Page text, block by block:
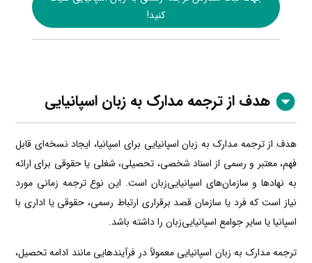
کنید!
هدف از ترجمه مدارک به زبان اسپانیایی
هدف از ترجمه مدارک به زبان اسپانیایی برای اسپانیا، ایجاد نسخه‌ای قابل
فهم، معتبر و رسمی از اسناد شخصی، تحصیلی، شغلی یا حقوقی برای ارائه
به نهادها و سازمان‌های اسپانیایی‌زبان است. این نوع ترجمه زمانی مورد
نیاز است که فرد یا سازمان قصد برقراری ارتباط رسمی، حقوقی یا اداری با
اسپانیا یا سایر جوامع اسپانیایی‌زبان را داشته باشد.
ترجمه مدارک به زبان اسپانیایی معمولاً در فرآیندهایی مانند ادامه تحصیل،